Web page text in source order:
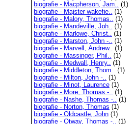
biografie - Macpherson, Jam.. (1)
biografie - Majster wakefie.. (1)
biografie - Malory, Thomas.. (1)
biografie - Mandeville, Joh.. (1)
biografie - Marlowe, Christ.. (1)
biografie - Marston, John -.. (1)
biografie - Marvell, Andrew.. (1)
biografie - Massinger, Phil.. (1)
biografie - Medwall, Henry.. (1)
biografie - Middleton, Thom.. (1)
biografie - Milton, John -.. (1)
biografie - Minot, Laurence (1)
biografie - More, Thomas -.. (1)
biografie - Nashe, Thomas -.. (1)
biografie - Norton, Thomas (1)
biografie - Oldcastle, John (1)
biografie - Otway, Thomas -.. (1)